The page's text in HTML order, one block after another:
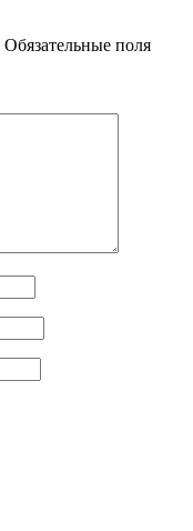
Обязательные поля